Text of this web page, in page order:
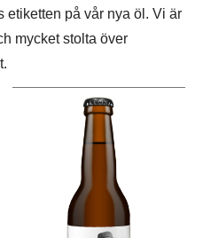
etiketten på vår nya öl. Vi är
mycket stolta över